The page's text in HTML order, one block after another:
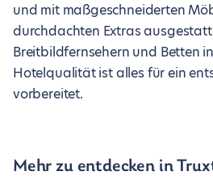
und mit maßgeschneiderten
durchdachten Extras
Breitbildfernsehern und Betten
Hotelqualität ist alles für ein
vorbereitet.
Mehr zu entdecken in